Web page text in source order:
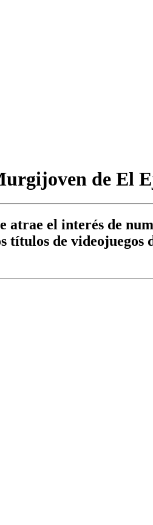
de El
atrae el interés de
títulos de videojuegos